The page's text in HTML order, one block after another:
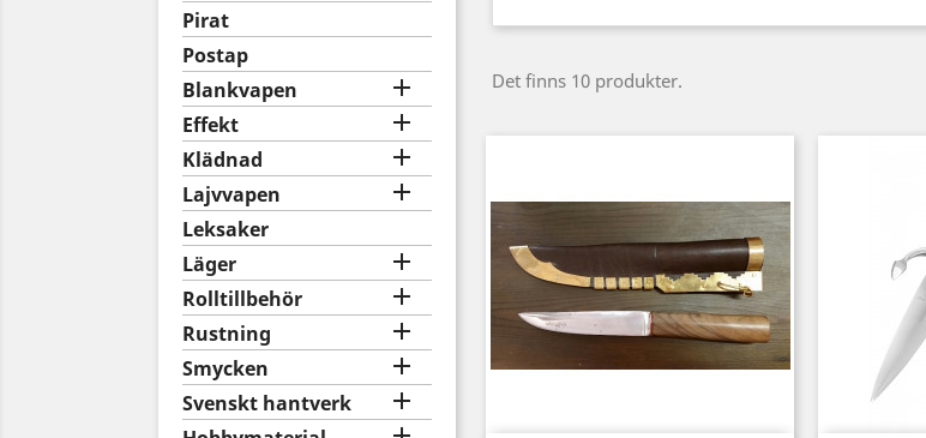
Pirat
Postap
Blankvapen

Effekt 
Klädnad 
Lajvvapen 
Leksaker
Läger

Rolltillbehör 
Rustning 
Smycken 
Svenskt hantverk 
Det finns 10 produkter.